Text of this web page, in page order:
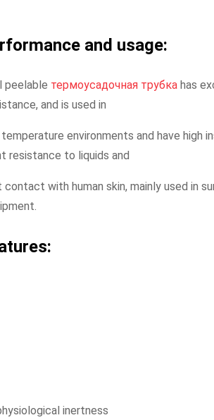
and usage:
peelable термоусадочная трубка has
and is used in
environments and have high
resistance to liquids and
with human skin, mainly used in
inertness